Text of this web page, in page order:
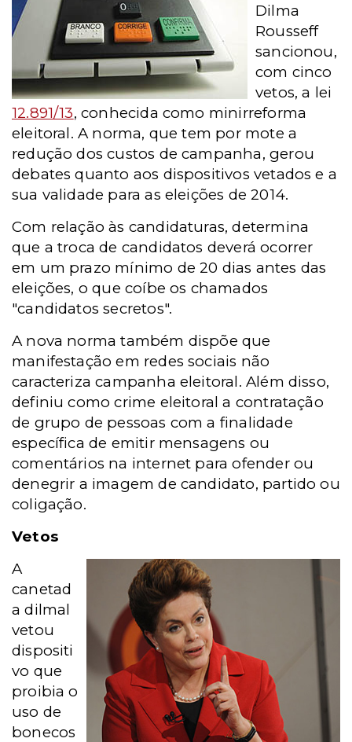
Dilma
Rousseff
sancionou,
com cinco
vetos, a lei
12.891/13, conhecida como minirreforma
eleitoral. A norma, que tem por mote a
redução dos custos de campanha, gerou
debates quanto aos dispositivos vetados e a
sua validade para as eleições de 2014.
Com relação às candidaturas, determina
que a troca de candidatos deverá ocorrer
em um prazo mínimo de 20 dias antes das
eleições, o que coíbe os chamados
"candidatos secretos".
A nova norma também dispõe que
manifestação em redes sociais não
caracteriza campanha eleitoral. Além disso,
definiu como crime eleitoral a contratação
de grupo de pessoas com a finalidade
específica de emitir mensagens ou
comentários na internet para ofender ou
denegrir a imagem de candidato, partido ou
coligação.
Vetos
A
canetad
a dilmal
vetou
dispositi
vo que
proibia o
uso de
bonecos